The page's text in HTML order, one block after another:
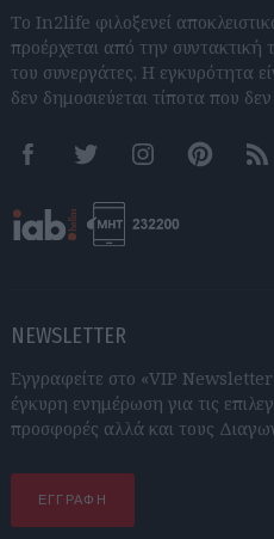
Το In2life φιλοξενεί
προέρχεται από την συντακτική
του συνεργάτες. Η εγκυρότητα
δεν δημοσιεύεται τίποτα που δεν
FacebookTwitter InstagramPinterest
NEWSLETTER
Εγγραφείτε στο «VIP
έγκυρη ενημέρωση για τις
προσφορές αλλά και τους
ΕΓΓΡΑΦΗ